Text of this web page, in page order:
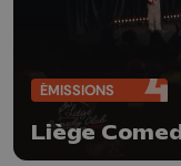
ÉMISSIONS
Liège